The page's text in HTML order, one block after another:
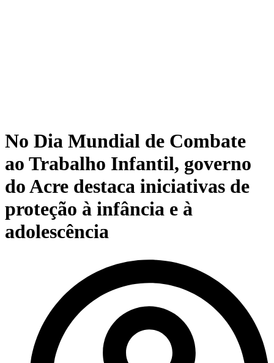
No Dia Mundial de Combate
ao Trabalho Infantil, governo
do Acre destaca iniciativas de
proteção à infância e à
adolescência